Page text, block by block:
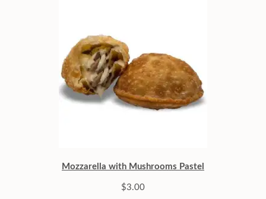
Mozzarella with Mushrooms Pastel
$3.00